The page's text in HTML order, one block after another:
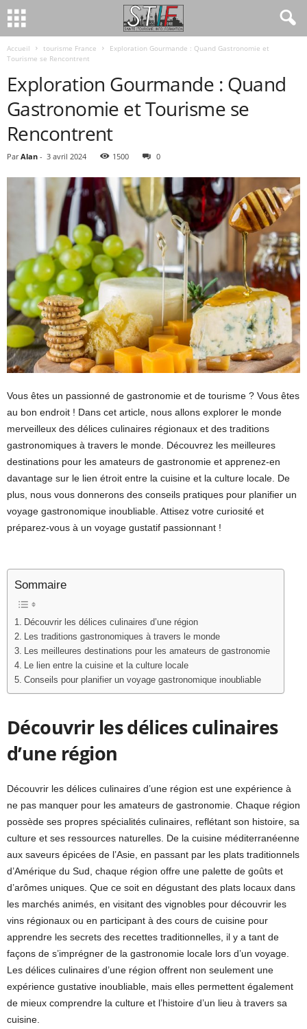
Accueil tourisme France
Exploration Gourmande : Quand Gastronomie et
Tourisme se Rencontrent
Exploration Gourmande : Quand
Gastronomie et Tourisme se
Rencontrent
Par Alan - 3 avril 2024 1500 0
Vous êtes un passionné de gastronomie et de tourisme ? Vous êtes
au bon endroit ! Dans cet article, nous allons explorer le monde
merveilleux des délices culinaires régionaux et des traditions
gastronomiques à travers le monde. Découvrez les meilleures
destinations pour les amateurs de gastronomie et apprenez-en
davantage sur le lien étroit entre la cuisine et la culture locale. De
plus, nous vous donnerons des conseils pratiques pour planifier un
voyage gastronomique inoubliable. Attisez votre curiosité et
préparez-vous à un voyage gustatif passionnant !
Sommaire
Découvrir les délices culinaires d’une région
Les traditions gastronomiques à travers le monde
Les meilleures destinations pour les amateurs de gastronomie
Le lien entre la cuisine et la culture locale
Conseils pour planifier un voyage gastronomique inoubliable
Découvrir les délices culinaires
d’une région
Découvrir les délices culinaires d’une région est une expérience à
ne pas manquer pour les amateurs de gastronomie. Chaque région
possède ses propres spécialités culinaires, reflétant son histoire, sa
culture et ses ressources naturelles. De la cuisine méditerranéenne
aux saveurs épicées de l’Asie, en passant par les plats traditionnels
d’Amérique du Sud, chaque région offre une palette de goûts et
d’arômes uniques. Que ce soit en dégustant des plats locaux dans
les marchés animés, en visitant des vignobles pour découvrir les
vins régionaux ou en participant à des cours de cuisine pour
apprendre les secrets des recettes traditionnelles, il y a tant de
façons de s’imprégner de la gastronomie locale lors d’un voyage.
Les délices culinaires d’une région offrent non seulement une
expérience gustative inoubliable, mais elles permettent également
de mieux comprendre la culture et l’histoire d’un lieu à travers sa
cuisine.